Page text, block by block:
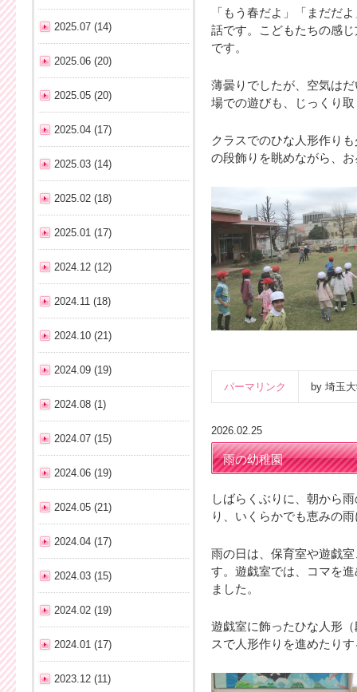
「もう春だよ」「まだだ
話です。こどもたちの感
です。
薄曇りでしたが、空気は
場での遊びも、じっくり
クラスでのひな人形作り
の段飾りを眺めながら、
パーマリンク by 埼玉
2026.02.25
雨の幼稚園
しばらくぶりに、朝から
り、いくらかでも恵みの
雨の日は、保育室や遊戯
す。遊戯室では、コマを
ました。
遊戯室に飾ったひな人形
スで人形作りを進めたり
2025.07 (14)
2025.06 (20)
2025.05 (20)
2025.04 (17)
2025.03 (14)
2025.02 (18)
2025.01 (17)
2024.12 (12)
2024.11 (18)
2024.10 (21)
2024.09 (19)
2024.08 (1)
2024.07 (15)
2024.06 (19)
2024.05 (21)
2024.04 (17)
2024.03 (15)
2024.02 (19)
2024.01 (17)
2023.12 (11)